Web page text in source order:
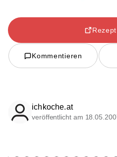
Kommentieren
ichkoche.at
veröffentlicht am